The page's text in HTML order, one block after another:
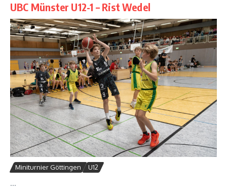
UBC Münster U12-1 – Rist Wedel
Miniturnier Göttingen U12
...